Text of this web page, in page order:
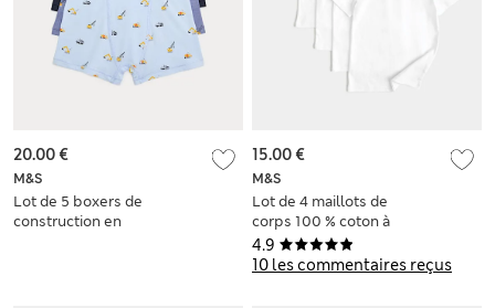
M&S
Lot de 5 boxers de
construction en
20.00 €
4.9
10 les commentaires reçus
M&S
Lot de 4 maillots de
corps 100 % coton à
manches courtes
(du 2 au 14 ans)
15.00 €